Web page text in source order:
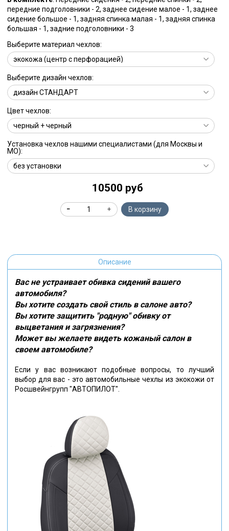
передние подголовники - 2, заднее сидение малое - 1, заднее
сидение большое - 1, задняя спинка малая - 1, задняя спинка
большая - 1, задние подголовники - 3
Выберите материал чехлов:
Выберите дизайн чехлов:
Цвет чехлов:
Установка чехлов нашими специалистами (для Москвы и
МО):
10500 руб
В корзину
Описание
Вас не устраивает обивка сидений вашего
автомобиля?
Вы хотите создать свой стиль в салоне авто?
Вы хотите защитить "родную" обивку от
выцветания и загрязнения?
Может вы желаете видеть кожаный салон в
своем автомобиле?
Если у вас возникают подобные вопросы, то лучший
выбор для вас - это автомобильные чехлы из экокожи от
Росшвейнгрупп "АВТОПИЛОТ".